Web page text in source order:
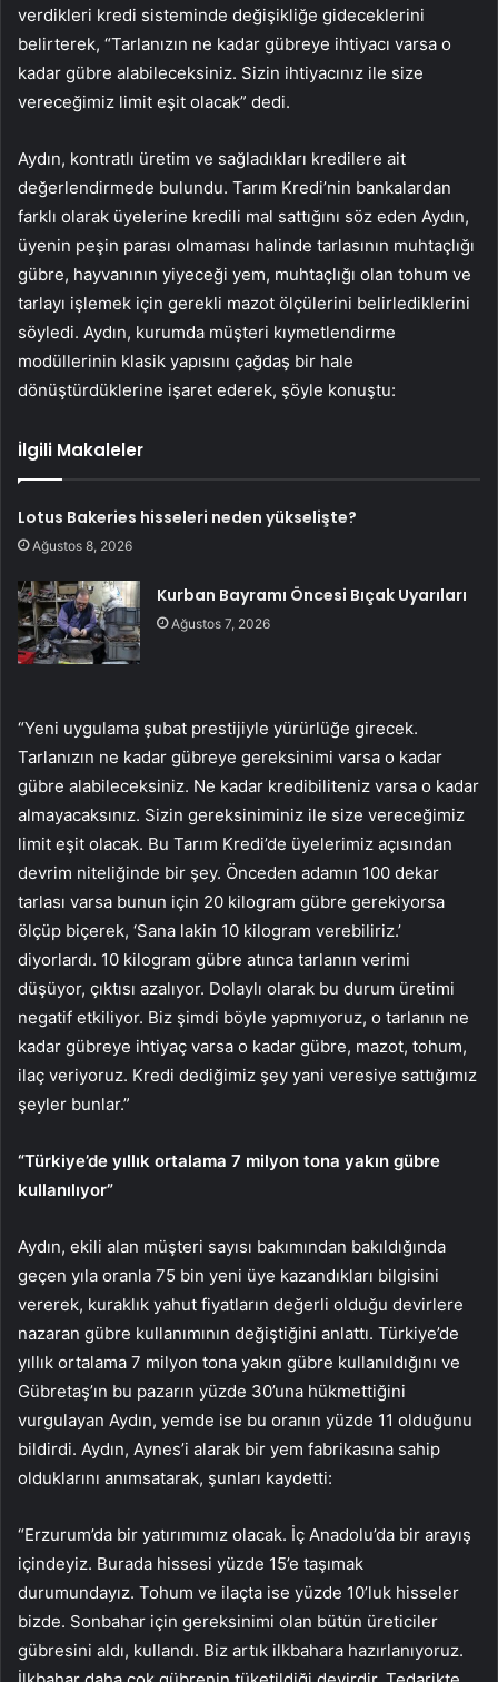
verdikleri kredi sisteminde değişikliğe gideceklerini
belirterek, “Tarlanızın ne kadar gübreye ihtiyacı varsa o
kadar gübre alabileceksiniz. Sizin ihtiyacınız ile size
vereceğimiz limit eşit olacak” dedi.
Aydın, kontratlı üretim ve sağladıkları kredilere ait
değerlendirmede bulundu. Tarım Kredi’nin bankalardan
farklı olarak üyelerine kredili mal sattığını söz eden Aydın,
üyenin peşin parası olmaması halinde tarlasının muhtaçlığı
gübre, hayvanının yiyeceği yem, muhtaçlığı olan tohum ve
tarlayı işlemek için gerekli mazot ölçülerini belirlediklerini
söyledi. Aydın, kurumda müşteri kıymetlendirme
modüllerinin klasik yapısını çağdaş bir hale
dönüştürdüklerine işaret ederek, şöyle konuştu:
İlgili Makaleler
Lotus Bakeries hisseleri neden yükselişte?
Ağustos 8, 2026
Kurban Bayramı Öncesi Bıçak Uyarıları
Ağustos 7, 2026
“Yeni uygulama şubat prestijiyle yürürlüğe girecek.
Tarlanızın ne kadar gübreye gereksinimi varsa o kadar
gübre alabileceksiniz. Ne kadar kredibiliteniz varsa o kadar
almayacaksınız. Sizin gereksiniminiz ile size vereceğimiz
limit eşit olacak. Bu Tarım Kredi’de üyelerimiz açısından
devrim niteliğinde bir şey. Önceden adamın 100 dekar
tarlası varsa bunun için 20 kilogram gübre gerekiyorsa
ölçüp biçerek, ‘Sana lakin 10 kilogram verebiliriz.’
diyorlardı. 10 kilogram gübre atınca tarlanın verimi
düşüyor, çıktısı azalıyor. Dolaylı olarak bu durum üretimi
negatif etkiliyor. Biz şimdi böyle yapmıyoruz, o tarlanın ne
kadar gübreye ihtiyaç varsa o kadar gübre, mazot, tohum,
ilaç veriyoruz. Kredi dediğimiz şey yani veresiye sattığımız
şeyler bunlar.”
“Türkiye’de yıllık ortalama 7 milyon tona yakın gübre
kullanılıyor”
Aydın, ekili alan müşteri sayısı bakımından bakıldığında
geçen yıla oranla 75 bin yeni üye kazandıkları bilgisini
vererek, kuraklık yahut fiyatların değerli olduğu devirlere
nazaran gübre kullanımının değiştiğini anlattı. Türkiye’de
yıllık ortalama 7 milyon tona yakın gübre kullanıldığını ve
Gübretaş’ın bu pazarın yüzde 30’una hükmettiğini
vurgulayan Aydın, yemde ise bu oranın yüzde 11 olduğunu
bildirdi. Aydın, Aynes’i alarak bir yem fabrikasına sahip
olduklarını anımsatarak, şunları kaydetti:
“Erzurum’da bir yatırımımız olacak. İç Anadolu’da bir arayış
içindeyiz. Burada hissesi yüzde 15’e taşımak
durumundayız. Tohum ve ilaçta ise yüzde 10’luk hisseler
bizde. Sonbahar için gereksinimi olan bütün üreticiler
gübresini aldı, kullandı. Biz artık ilkbahara hazırlanıyoruz.